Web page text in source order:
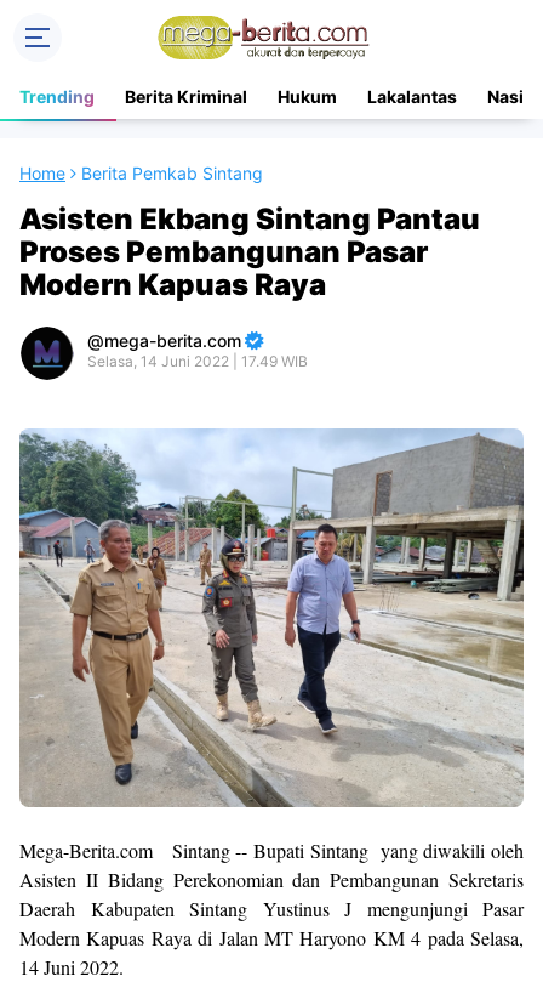
Trending Berita Kriminal Hukum Lakalantas
Home Berita Pemkab Sintang
Asisten Ekbang Sintang Pantau
Proses Pembangunan Pasar
Modern Kapuas Raya
mega-berita.com
Selasa, 14 Juni 2022 | 17.49 WIB
Mega-Berita.com Sintang -- Bupati Sintang yang diwakili oleh
Asisten II Bidang Perekonomian dan Pembangunan Sekretaris
Daerah Kabupaten Sintang Yustinus J mengunjungi Pasar
Modern Kapuas Raya di Jalan MT Haryono KM 4 pada Selasa,
14 Juni 2022.